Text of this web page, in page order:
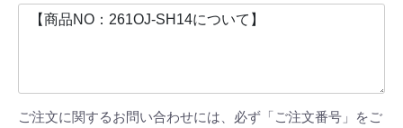
ご注文に関するお問い合わせには、必ず「ご注文番号」をご